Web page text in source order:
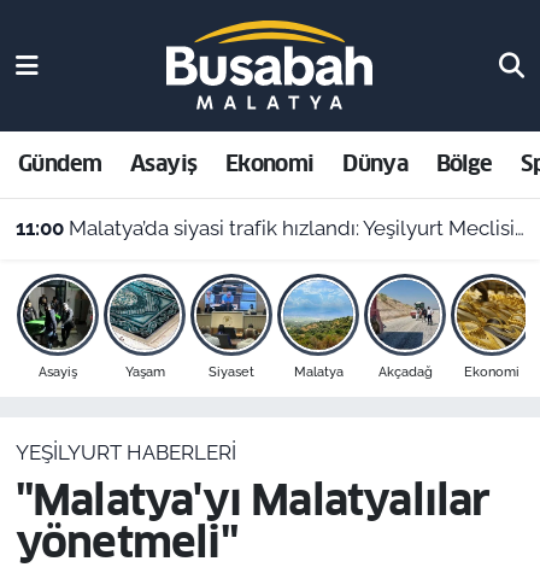
Gündem Asayiş Ekonomi Dünya Bölge
11:00 Malatya’da siyasi trafik hızlandı: Yeşilyurt Meclisinde CHP’li üyeden istifa!
Asayiş Yaşam Siyaset Malatya Akçadağ Ekonomi
YEŞILYURT HABERLERI
"Malatya'yı Malatyalılar
yönetmeli"
Asayiş
Ekonomi
Dünya
Bölge
Resmi İlanlar
Malatya Nöbetçi Eczaneler
Malatya Hava Durumu
Malatya Namaz Vakitleri
Malatya Trafik Yoğunluk Haritası
Süper Lig Puan Durumu ve Fikstür
Son Dakika Haberleri
Haber Arşivi